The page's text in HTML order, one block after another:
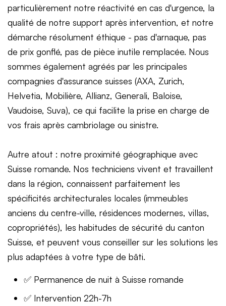
particulièrement notre réactivité en cas d'urgence, la
qualité de notre support après intervention, et notre
démarche résolument éthique - pas d'arnaque, pas
de prix gonflé, pas de pièce inutile remplacée. Nous
sommes également agréés par les principales
compagnies d'assurance suisses (AXA, Zurich,
Helvetia, Mobilière, Allianz, Generali, Baloise,
Vaudoise, Suva), ce qui facilite la prise en charge de
vos frais après cambriolage ou sinistre.
Autre atout : notre proximité géographique avec
Suisse romande. Nos techniciens vivent et travaillent
dans la région, connaissent parfaitement les
spécificités architecturales locales (immeubles
anciens du centre-ville, résidences modernes, villas,
copropriétés), les habitudes de sécurité du canton
Suisse, et peuvent vous conseiller sur les solutions les
plus adaptées à votre type de bâti.
✅ Permanence de nuit à Suisse romande
✅ Intervention 22h-7h